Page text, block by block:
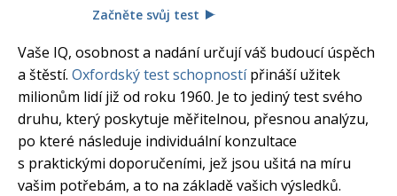
Začněte svůj test
Vaše IQ, osobnost a nadání určují váš budoucí úspěch
a štěstí. Oxfordský test schopnostípřináší užitek
milionům lidí již od roku 1960. Je to jediný test svého
druhu, který poskytuje měřitelnou, přesnou analýzu,
po které následuje individuální konzultace
s praktickými doporučeními, jež jsou ušitá na míru
vašim potřebám, a to na základě vašich výsledků.